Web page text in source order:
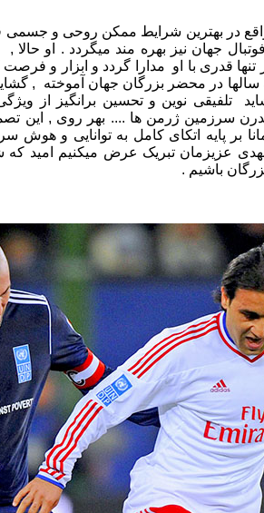
آستانه ۴۴ سالگی بواقع در بهترین شرایط ممکن روحی و
جهان نیز بهره مند میگردد . او حالا
تنها قدری با او مدارا گردد و ابزار و
که سالها در محضر بزرگان جهان آموخته ,
تلفیقی نوین و تحسین برانگیز از
سرزمین ژرمن ها .... بهر روی , این
بر پایه اتکای کامل به توانایی و هوش
عزیزمان تبریک عرض میکنیم امید
باشیم .